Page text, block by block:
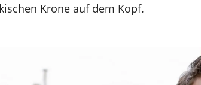
Krone auf dem Kopf.